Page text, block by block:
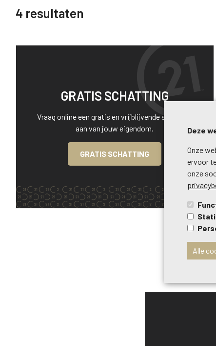
4 resultaten
GRATIS SCHATTING
Vraag online een gratis en vrijblijvende schatting
aan van jouw eigendom.
GRATIS SCHATTING
Deze
Onze
ervoor
onze
Alle